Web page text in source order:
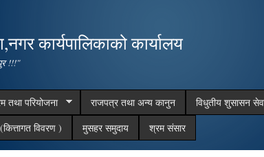
content
कार्यपालिकाको कार्यालय
!!!"
तथा परियोजना राजपत्र तथा अन्य कानुन विधुतीय शुसासन
विवरण ) मुसहर समुदाय श्रम संसार